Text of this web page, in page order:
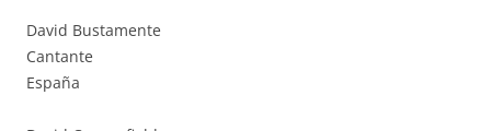
David Bustamente
Cantante
España